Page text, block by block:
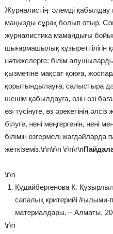
Журналистің әлемді қабылдау
маңызды сұрақ болып отыр.
журналистика мамандығы
шығармашылық
нәтижелерге: білім
қызметіне мақсат қоюға,
қорытындылауға, салыстыра
шешім қабылдауға, өзін-өзі
өзі түсінуге, өз әрекетінің
білуге, нені меңгергенін, нені
білімін өзгермелі жағдайларда
жеткіземіз.\r\n\r\n \r\n\r\n
\r\n
Құдайбергенова К.
сапалық критерийі /
материалдары. – Алматы,
\r\n